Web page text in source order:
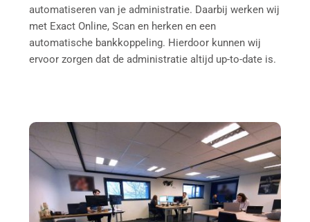
automatiseren van je administratie. Daarbij werken wij
met Exact Online, Scan en herken en een
automatische bankkoppeling. Hierdoor kunnen wij